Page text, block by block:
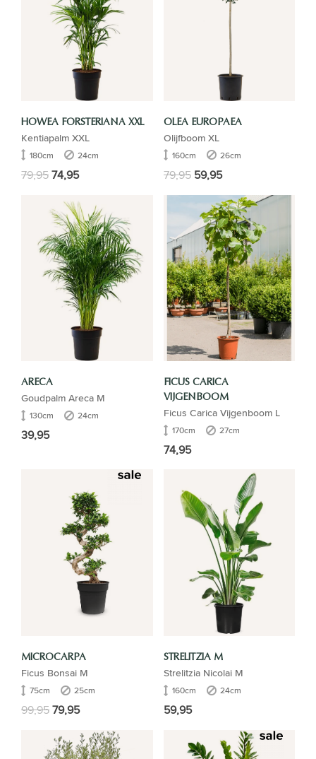
HOWEA FORSTERIANA XXL
Kentiapalm XXL
180cm 24cm
79,9574,95
OLEA EUROPAEA
Olijfboom XL
160cm 26cm
79,95 59,95
ARECA
Goudpalm Areca M
130cm 24cm
39,95
FICUS CARICA
VIJGENBOOM
Ficus Carica Vijgenboom L
170cm 27cm
74,95
MICROCARPA
Ficus Bonsai M
75cm 25cm
99,9579,95
STRELITZIA M
Strelitzia Nicolai M
160cm 24cm
59,95